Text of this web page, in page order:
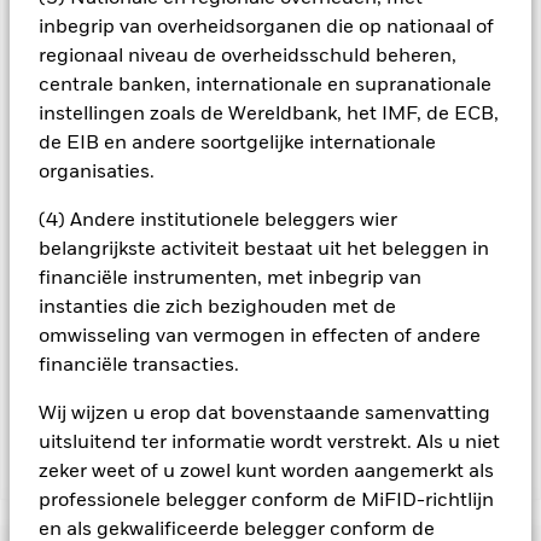
inbegrip van overheidsorganen die op nationaal of
regionaal niveau de overheidsschuld beheren,
centrale banken, internationale en supranationale
instellingen zoals de Wereldbank, het IMF, de ECB,
de EIB en andere soortgelijke internationale
organisaties.
(4) Andere institutionele beleggers wier
belangrijkste activiteit bestaat uit het beleggen in
financiële instrumenten, met inbegrip van
instanties die zich bezighouden met de
omwisseling van vermogen in effecten of andere
financiële transacties.
Wij wijzen u erop dat bovenstaande samenvatting
uitsluitend ter informatie wordt verstrekt. Als u niet
zeker weet of u zowel kunt worden aangemerkt als
professionele belegger conform de MiFID-richtlijn
en als gekwalificeerde belegger conform de
besmettingsrisico voor andere aandelenklassen te
minimaliseren. Via het uitklapvakje direct onder de naam van
het fonds, kunt u een lijst van alle aandelenklassen in het
fonds bekijken – aandelenklassen met valutahedging worden
aandelenklasse. Daarnaast is een volledige lijst van alle
aandelenklassen met valutahedging op aanvraag
In de mate waarin het Fonds effecten uitleent om zijn kosten
te reduceren, ontvangt het Fonds 62,5% van de hiermee
goede aan BlackRock als effectenuitleenagent. Aangezien de
verdeling van opbrengsten uit effectenleningen de
exploitatiekosten van het Fonds niet verhoogt, is deze niet in
Toon minder
BGF US Dollar Bond Fund